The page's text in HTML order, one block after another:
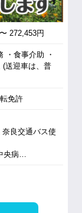
272,453円
・食事介助 ・
(送迎車は、普
免許
良交通バス使
…